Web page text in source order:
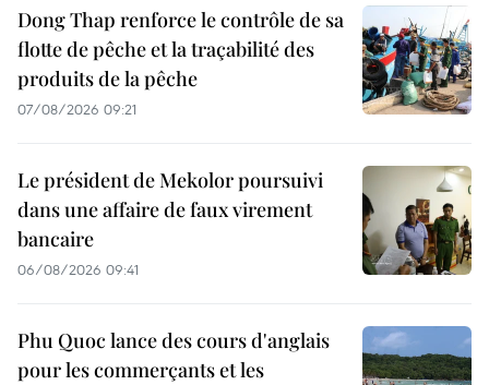
Dong Thap renforce le contrôle de sa
flotte de pêche et la traçabilité des
produits de la pêche
07/08/2026 09:21
Le président de Mekolor poursuivi
dans une affaire de faux virement
bancaire
06/08/2026 09:41
Phu Quoc lance des cours d'anglais
pour les commerçants et les